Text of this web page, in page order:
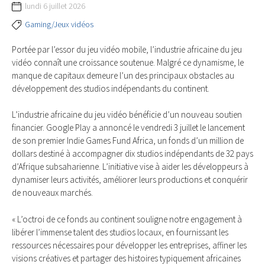
lundi 6 juillet 2026
Gaming/Jeux vidéos
Portée par l’essor du jeu vidéo mobile, l’industrie africaine du jeu
vidéo connaît une croissance soutenue. Malgré ce dynamisme, le
manque de capitaux demeure l’un des principaux obstacles au
développement des studios indépendants du continent.
L’industrie africaine du jeu vidéo bénéficie d’un nouveau soutien
financier. Google Play a annoncé le vendredi 3 juillet le lancement
de son premier Indie Games Fund Africa, un fonds d’un million de
dollars destiné à accompagner dix studios indépendants de 32 pays
d’Afrique subsaharienne. L’initiative vise à aider les développeurs à
dynamiser leurs activités, améliorer leurs productions et conquérir
de nouveaux marchés.
« L’octroi de ce fonds au continent souligne notre engagement à
libérer l’immense talent des studios locaux, en fournissant les
ressources nécessaires pour développer les entreprises, affiner les
visions créatives et partager des histoires typiquement africaines